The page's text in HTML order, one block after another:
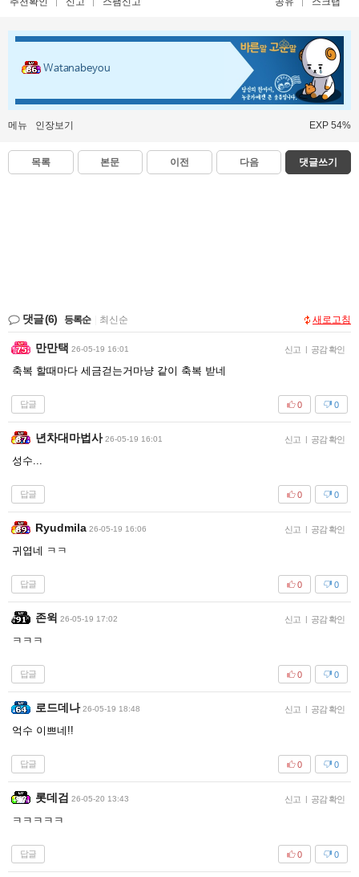
Watanabeyou
메뉴 인장보기 EXP 54%
목록 본문 이전 다음 댓글쓰기
댓글(6) 등록순 최신순 새로고침
만만택 26-05-19 16:01 신고 | 공감 확인
축복 할때마다 세금걷는거마냥 같이 축복 받네
답글 0
0
년차대마법사 26-05-19 16:01 신고 | 공감 확인
성수...
답글 0
0
Ryudmila 26-05-19 16:06 신고 | 공감 확인
귀엽네 ㅋㅋ
답글 0
0
존윅 26-05-19 17:02 신고 | 공감 확인
ㅋㅋㅋ
답글 0
0
로드데나 26-05-19 18:48 신고 | 공감 확인
억수 이쁘네!!
답글 0
0
롯데검 26-05-20 13:43 신고 | 공감 확인
ㅋㅋㅋㅋㅋ
답글 0
0